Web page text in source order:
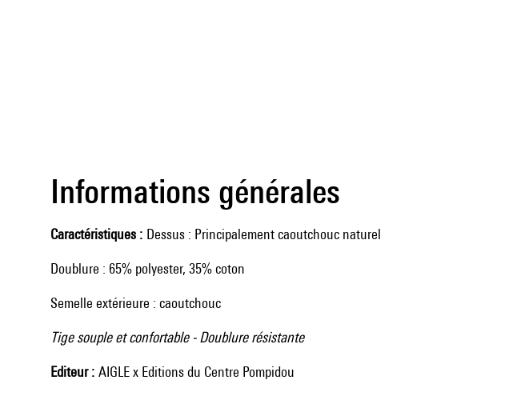
Informations générales
Caractéristiques Dessus : Principalement caoutchouc naturel
Doublure : 65% polyester, 35% coton
Semelle extérieure : caoutchouc
Tige souple et confortable - Doublure résistante
Editeur AIGLE x Editions du Centre Pompidou